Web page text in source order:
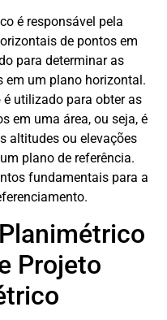
é responsável pela
de pontos em
para determinar as
em um plano horizontal.
utilizado para obter as
em uma área, ou seja, é
altitudes ou elevações
plano de referência.
fundamentais para a
Projeto